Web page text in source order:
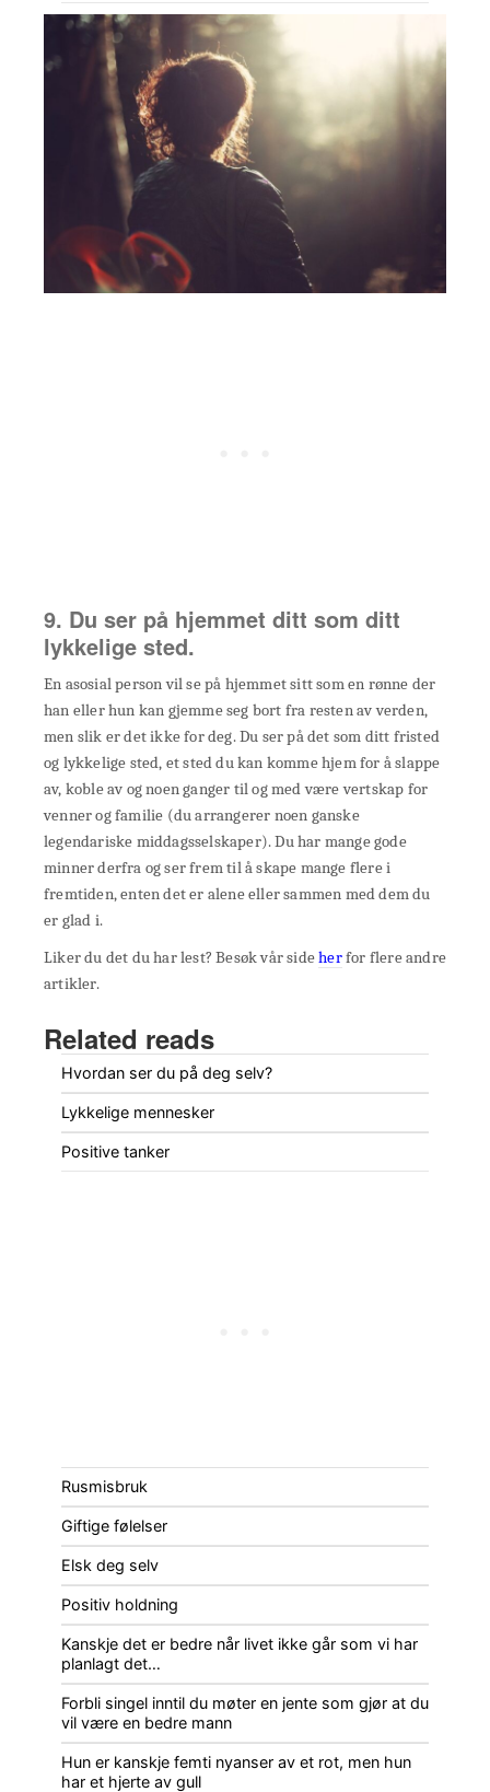
9. Du ser på hjemmet ditt som ditt
lykkelige sted.
En asosial person vil se på hjemmet sitt som en rønne der
han eller hun kan gjemme seg bort fra resten av verden,
men slik er det ikke for deg. Du ser på det som ditt fristed
og lykkelige sted, et sted du kan komme hjem for å slappe
av, koble av og noen ganger til og med være vertskap for
venner og familie (du arrangerer noen ganske
legendariske middagsselskaper). Du har mange gode
minner derfra og ser frem til å skape mange flere i
fremtiden, enten det er alene eller sammen med dem du
er glad i.
Liker du det du har lest? Besøk vår sideherfor flere andre
artikler.
Related reads
Hvordan ser du på deg selv?
Lykkelige mennesker
Positive tanker
Rusmisbruk
Giftige følelser
Elsk deg selv
Positiv holdning
Kanskje det er bedre når livet ikke går som vi har
planlagt det…
Forbli singel inntil du møter en jente som gjør at du
vil være en bedre mann
Hun er kanskje femti nyanser av et rot, men hun
har et hjerte av gull